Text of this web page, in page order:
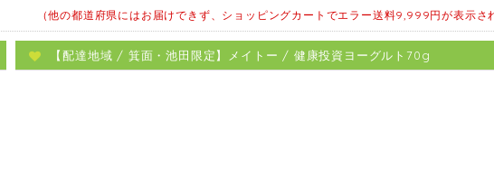
（他の都道府県にはお届けできず、ショッピングカートでエラー送料9,999円が表示さ
【配達地域 / 箕面・池田限定】メイトー / 健康投資ヨーグルト70g